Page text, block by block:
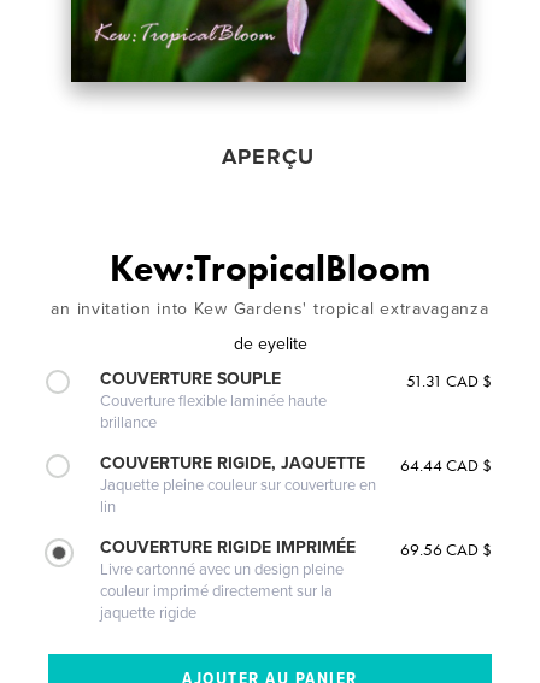
APERÇU
Kew:TropicalBloom
an invitation into Kew Gardens' tropical extravaganza
de eyelite
COUVERTURE SOUPLE
Couverture flexible laminée haute
brillance
51.31 CAD $
COUVERTURE RIGIDE, JAQUETTE
Jaquette pleine couleur sur couverture en
lin
64.44 CAD $
COUVERTURE RIGIDE IMPRIMÉE
Livre cartonné avec un design pleine
couleur imprimé directement sur la
jaquette rigide
69.56 CAD $